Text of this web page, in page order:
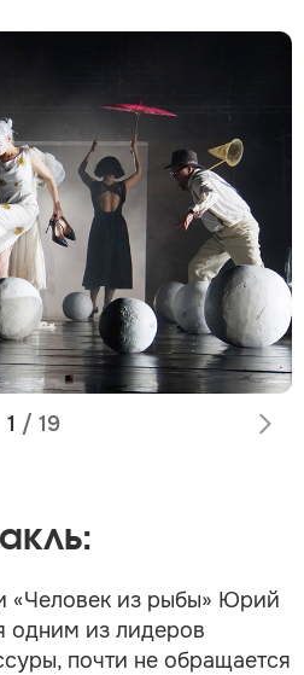
1 / 19
«Человек из рыбы» Юрий
одним из лидеров
почти не обращается